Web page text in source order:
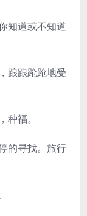
知道或不知道
踉踉跄跄地受
福。
的寻找。旅行